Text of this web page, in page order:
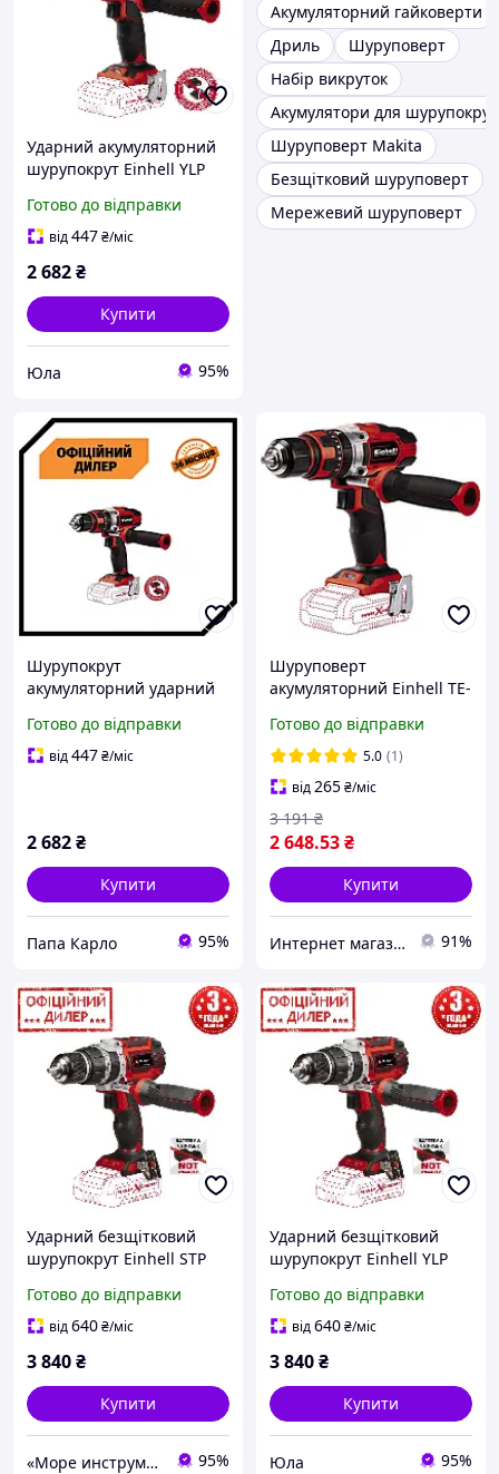
Ударний акумуляторний
шурупокрут Einhell YLP
АКБ і ЗП)
Готово до відправки
від447₴/міс
2 682₴
Купити
Юла 95%
Акумуляторний гайковерти
Дриль
Шуруповерт
Набір викруток
Акумулятори для
Шуруповерт Makita
Безщітковий шуруповерт
Мережевий шуруповерт
Шурупокрут
акумуляторний ударний
i-Solo (без АКБ і ЗП) для
будинку
Готово до відправки
від447₴/міс
2 682₴
Купити
Папа Карло 95%
Шуруповерт
акумуляторний Einhell TE-
Change DOM
Готово до відправки
5.0 (1)
від265₴/міс
2 648.53₴
3 191 ₴
Купити
Интернет магазин "Домовичок" 91%
Ударний безщітковий
шурупокрут Einhell STP
В, двошвидкісний, Без
АКБ)
Готово до відправки
від640₴/міс
3 840₴
Купити
«Море инструментов» 95%
Ударний безщітковий
шурупокрут Einhell YLP
В, двошвидкісний, Без
АКБ)
Готово до відправки
від640₴/міс
3 840₴
Купити
Юла 95%